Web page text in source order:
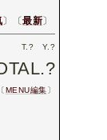
〕〔最新〕
T. ? Y. ?
?
〔MENU編集〕